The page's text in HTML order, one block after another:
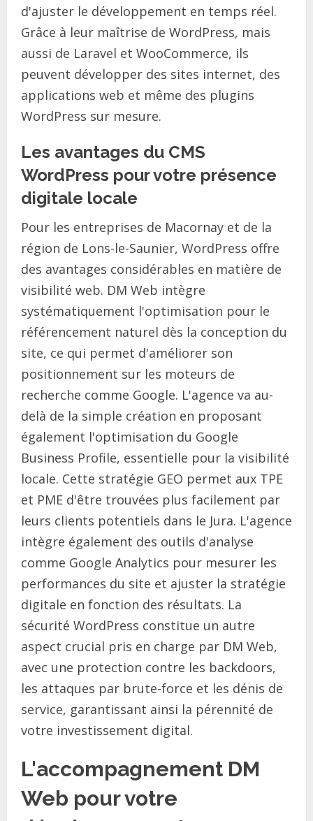
d'ajuster le développement en temps réel.
Grâce à leur maîtrise de WordPress, mais
aussi de Laravel et WooCommerce, ils
peuvent développer des sites internet, des
applications web et même des plugins
WordPress sur mesure.
Les avantages du CMS
WordPress pour votre présence
digitale locale
Pour les entreprises de Macornay et de la
région de Lons-le-Saunier, WordPress offre
des avantages considérables en matière de
visibilité web. DM Web intègre
systématiquement l'optimisation pour le
référencement naturel dès la conception du
site, ce qui permet d'améliorer son
positionnement sur les moteurs de
recherche comme Google. L'agence va au-
delà de la simple création en proposant
également l'optimisation du Google
Business Profile, essentielle pour la visibilité
locale. Cette stratégie GEO permet aux TPE
et PME d'être trouvées plus facilement par
leurs clients potentiels dans le Jura. L'agence
intègre également des outils d'analyse
comme Google Analytics pour mesurer les
performances du site et ajuster la stratégie
digitale en fonction des résultats. La
sécurité WordPress constitue un autre
aspect crucial pris en charge par DM Web,
avec une protection contre les backdoors,
les attaques par brute-force et les dénis de
service, garantissant ainsi la pérennité de
votre investissement digital.
L'accompagnement DM
Web pour votre